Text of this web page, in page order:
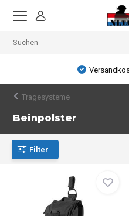
Tragesysteme
Beinpolster
Filter